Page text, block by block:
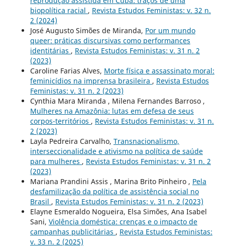
biopolítica racial , Revista Estudos Feministas: v. 32 n.
2 (2024)
José Augusto Simões de Miranda, Por um mundo
queer: práticas discursivas como performances
identitárias , Revista Estudos Feministas: v. 31 n. 2
(2023)
Caroline Farias Alves, Morte física e assassinato moral:
feminicídios na imprensa brasileira , Revista Estudos
Feministas: v. 31 n. 2 (2023)
Cynthia Mara Miranda , Milena Fernandes Barroso ,
Mulheres na Amazônia: lutas em defesa de seus
corpos-territórios , Revista Estudos Feministas: v. 31 n.
2 (2023)
Layla Pedreira Carvalho, Transnacionalismo,
interseccionalidade e ativismo na política de saúde
para mulheres , Revista Estudos Feministas: v. 31 n. 2
(2023)
Mariana Prandini Assis , Marina Brito Pinheiro , Pela
desfamilização da política de assistência social no
Brasil , Revista Estudos Feministas: v. 31 n. 2 (2023)
Elayne Esmeraldo Nogueira, Elsa Simões, Ana Isabel
Sani, Violência doméstica: crenças e o impacto de
campanhas publicitárias , Revista Estudos Feministas:
v. 33 n. 2 (2025)